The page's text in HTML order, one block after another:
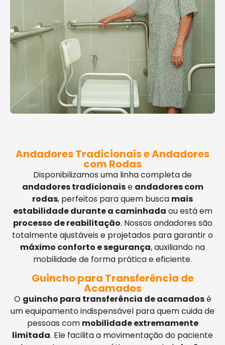
Andadores Tradicionais e Andadores
com Rodas
Disponibilizamos uma linha completa de
andadores tradicionaise andadores com
rodas, perfeitos para quem busca mais
estabilidade durante a caminhada ou está em
processo de reabilitação. Nossos andadores são
totalmente ajustáveis e projetados para garantir o
máximo conforto e segurança, auxiliando na
mobilidade de forma prática e eficiente.
Guincho para Transferência de
Acamados
O guincho para transferência de acamadosé
um equipamento indispensável para quem cuida de
pessoas com mobilidade extremamente
limitada. Ele facilita a movimentação do paciente